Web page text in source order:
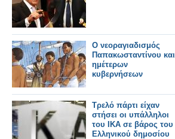
Ο νεοραγιαδισμός
Παπακωσταντίνου και
ημέτερων
κυβερνήσεων
Τρελό πάρτι είχαν
στήσει οι υπάλληλοι
του ΙΚΑ σε βάρος του
Ελληνικού δημοσίου